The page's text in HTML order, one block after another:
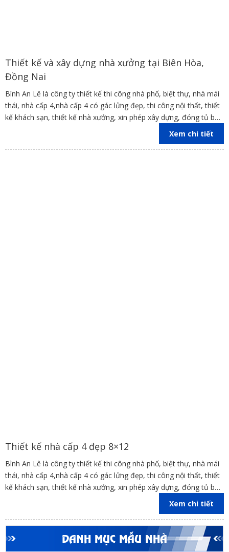
DANH MỤC MẪU NHÀ
Thiết kế và xây dựng nhà xưởng tại Biên Hòa,
Đồng Nai
Bình An Lê là công ty thiết kế thi công nhà phố, biệt thự, nhà mái
thái, nhà cấp 4,nhà cấp 4 có gác lửng đẹp, thi công nội thất, thiết
kế khách sạn, thiết kế nhà xưởng, xin phép xây dựng, đóng tủ bếp
trên địa bàn các tỉnh Đồng Nai, Bình Dương, TP Hồ Chí Minh,
Xem chi tiết
Thiết kế nhà cấp 4 đẹp 8×12
Bình An Lê là công ty thiết kế thi công nhà phố, biệt thự, nhà mái
thái, nhà cấp 4,nhà cấp 4 có gác lửng đẹp, thi công nội thất, thiết
kế khách sạn, thiết kế nhà xưởng, xin phép xây dựng, đóng tủ bếp
trên địa bàn các tỉnh Đồng Nai, Bình Dương, TP Hồ Chí Minh,
Xem chi tiết